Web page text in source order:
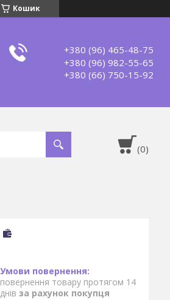
Кошик
+380 (96) 465-48-75
+380 (96) 982-55-65
+380 (66) 750-15-92
повернення товару протягом 14
днів за рахунок покупця